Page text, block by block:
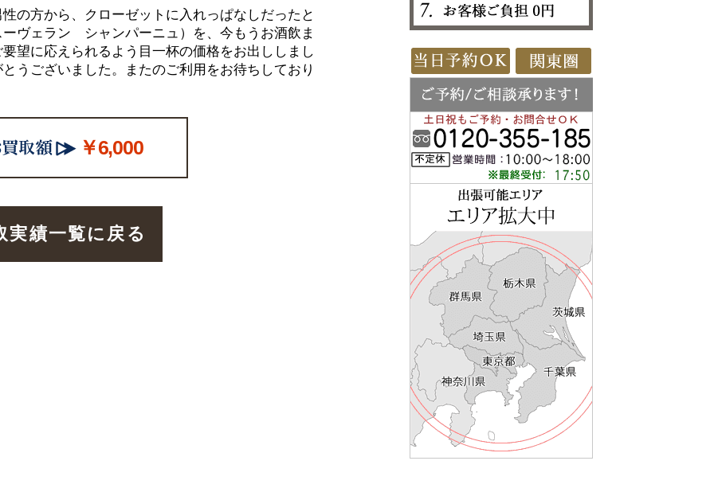
の方から、クローゼットに入れっぱなしだったと
ヴェラン シャンパーニュ）を、今もうお酒飲ま
望に応えられるよう目一杯の価格をお出ししまし
うございました。またのご利用をお待ちしており
￥6,000
実績一覧に戻る